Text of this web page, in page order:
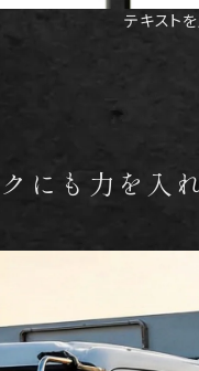
テキスト
にも力を入